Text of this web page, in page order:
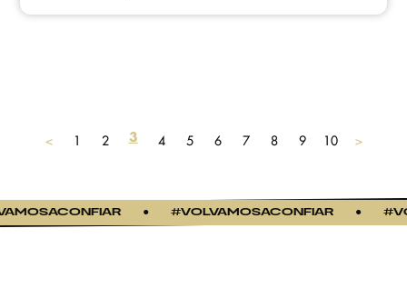
< 1 2 3 4 5 6 7 8 9 10 >
#VOLVAMOSACONFIAR